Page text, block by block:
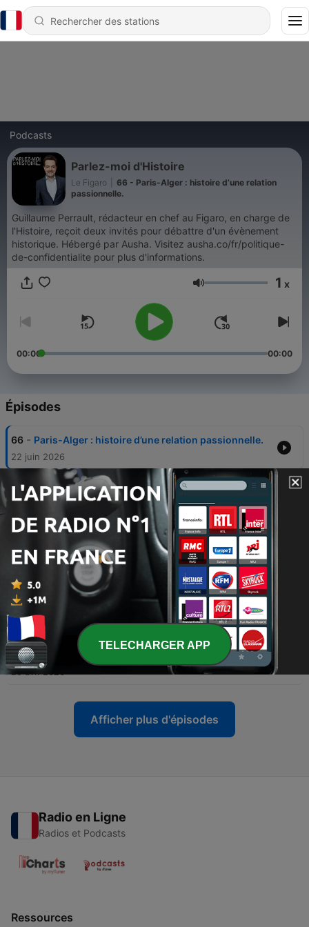
Podcasts
Parlez-moi d'Histoire
Le Figaro
66 - Paris-Alger : histoire d’une relation
passionnelle.
Guillaume Perrault, rédacteur en chef au Figaro, en charge de
l'Histoire, reçoit deux invités pour débattre d'un évènement
historique. Hébergé par Ausha. Visitez ausha.co/fr/politique-
de-confidentialite pour plus d'informations.
Volume 1 x
00:00 00:00
Épisodes
66 - Paris-Alger : histoire d’une relation passionnelle.
22 juin 2026
65 -
4 juillet 1776, la naissance d'une nation : les États-
Unis
Georges Mandel, une figure de la droite de l'entre-
deux guerres
28 mai 2026
63 - Le pacte germano-soviétique (août 1939) et son
héritage en Europe centrale
11 mai 2026
62 - L'histoire méconnue du Groenland, que convoite
Trump
20 avr. 2026
Afficher plus d'épisodes
Radio en Ligne
Radios et Podcasts
Ressources
TELECHARGER APP